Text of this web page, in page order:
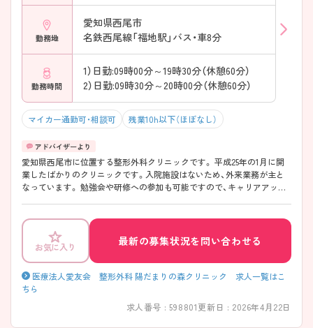
勤務地
愛知県西尾市
名鉄西尾線「福地駅」バス・車8分
勤務時間
1）日勤:09時00分～19時30分（休憩60分）
2）日勤:09時30分～20時00分（休憩60分）
マイカー通勤可・相談可 残業10h以下（ほぼなし）
愛知県西尾市に位置する整形外科クリニックです。 平成25年の1月に開
業したばかりのクリニックです。入院施設はないため、外来業務が主と
なっています。 勉強会や研修への参加も可能ですので、キャリアアップ
お気に入り 最新の募集状況を問い合わせる
医療法人愛友会 整形外科 陽だまりの森クリニック 求人一覧はこ
ちら
求人番号 : 598801更新日 : 2026年4月22日